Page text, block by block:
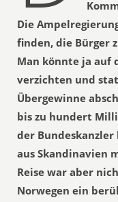
Die
finden, die Bürger
Man könnte ja auf
verzichten und
Übergewinne
bis zu hundert
der
aus Skandinavien
Reise war aber
Norwegen ein